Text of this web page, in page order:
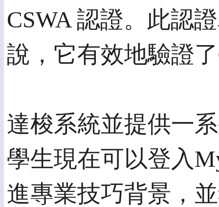
CSWA 認證。此認
說，它有效地驗證
達梭系統並提供一
學生現在可以登入
進專業技巧背景，